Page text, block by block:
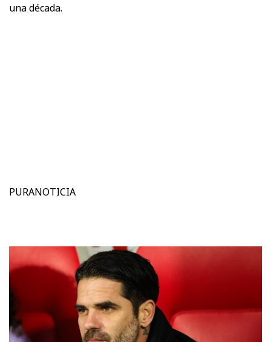
una década.
PURANOTICIA